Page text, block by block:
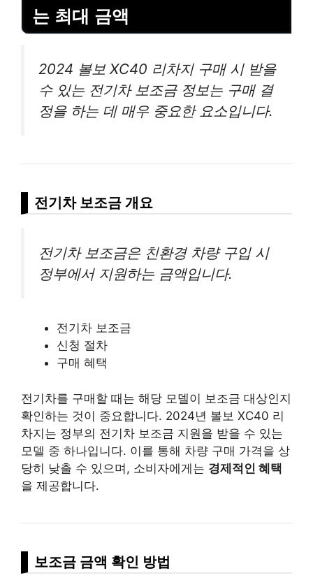
는 최대 금액
2024 볼보 XC40 리차지 구매 시 받을
수 있는 전기차 보조금 정보는 구매 결
정을 하는 데 매우 중요한 요소입니다.
전기차 보조금 개요
전기차 보조금은 친환경 차량 구입 시
정부에서 지원하는 금액입니다.
전기차 보조금
신청 절차
구매 혜택
전기차를 구매할 때는 해당 모델이 보조금 대상인지
확인하는 것이 중요합니다. 2024년 볼보 XC40 리
차지는 정부의 전기차 보조금 지원을 받을 수 있는
모델 중 하나입니다. 이를 통해 차량 구매 가격을 상
당히 낮출 수 있으며, 소비자에게는 경제적인 혜택
을 제공합니다.
보조금 금액 확인 방법